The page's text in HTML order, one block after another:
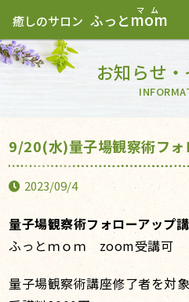
癒しのサロン ふっとmom
お知らせ
9/20(水)量子場観察術フォ
2023/09/4
量子場観察術フォローアップ
ふっとｍｏｍ zoom受講可
量子場観察術講座修了者を対象